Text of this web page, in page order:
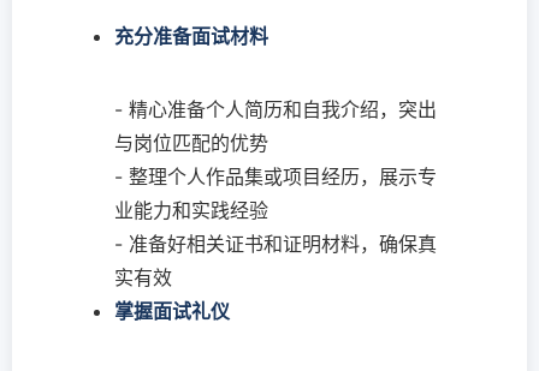
充分准备面试材料
- 精心准备个人简历和自我介绍，突出
与岗位匹配的优势
- 整理个人作品集或项目经历，展示专
业能力和实践经验
- 准备好相关证书和证明材料，确保真
实有效
掌握面试礼仪